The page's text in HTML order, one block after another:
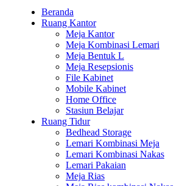
Beranda
Ruang Kantor
Meja Kantor
Meja Kombinasi Lemari
Meja Bentuk L
Meja Resepsionis
File Kabinet
Mobile Kabinet
Home Office
Stasiun Belajar
Ruang Tidur
Bedhead Storage
Lemari Kombinasi Meja
Lemari Kombinasi Nakas
Lemari Pakaian
Meja Rias